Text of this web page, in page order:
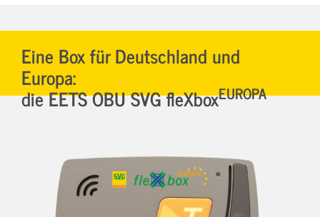
Eine Box für Deutschland und
Europa:
die EETS OBU SVG fleXboxEUROPA